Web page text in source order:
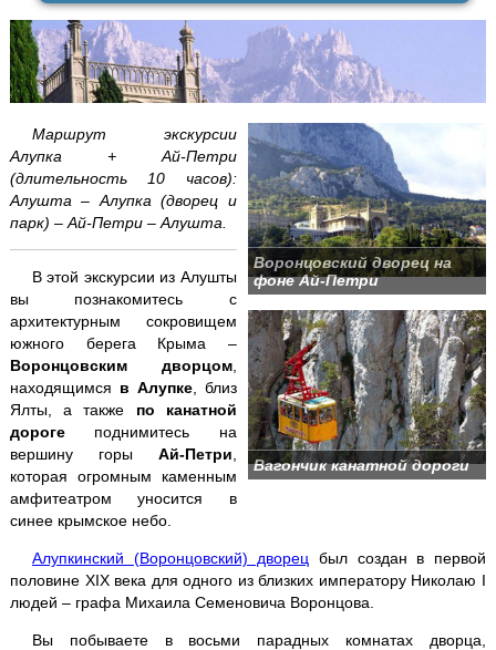
Премиум-тур
Аквапарк "Банановая республика"
Аквапарк в Симеизе
"Акватория" - театр морских животных
Балаклава "Затерянный мир"
Бахчисарай + Чуфут-Кале
Большой каньон Крыма
Волшебный ЮБК +теплоход
Водопад Джур-Джур + храм Маяк
Долина привидений
Заповедник и Беседка ветров
Кара-Даг +Коктебель
Воронцовский дворец на
фоне Ай-Петри
Вагончик канатной дороги
Маршрут экскурсии
Алупка + Ай-Петри
(длительность 10 часов):
Алушта – Алупка (дворец и
парк) – Ай-Петри – Алушта.
В этой экскурсии из Алушты
вы познакомитесь с
архитектурным сокровищем
южного берега Крыма –
Воронцовским дворцом
находящимся в Алупке, близ
Ялты, а также по канатной
дорогеподнимитесь на
вершину горы Ай-Петри
которая огромным каменным
амфитеатром уносится в
синее крымское небо.
Алупкинский (Воронцовский) дворец был создан в первой
половине XIX века для одного из близких императору Николаю I
людей – графа Михаила Семеновича Воронцова.
Вы побываете в восьми парадных комнатах дворца,